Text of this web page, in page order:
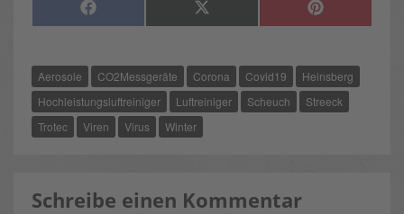
SHARE
F
A
O
O
K
SHARE
X
(
T
T
E
R
)
SHARE
P
I
R
E
S
T
Aerosole CO2Messgeräte Corona Covid19
Heinsberg
Hochleistungsluftreiniger
Luftreiniger Scheuch
Streeck
Trotec
Viren Virus Winter
Schreibe einen Kommentar